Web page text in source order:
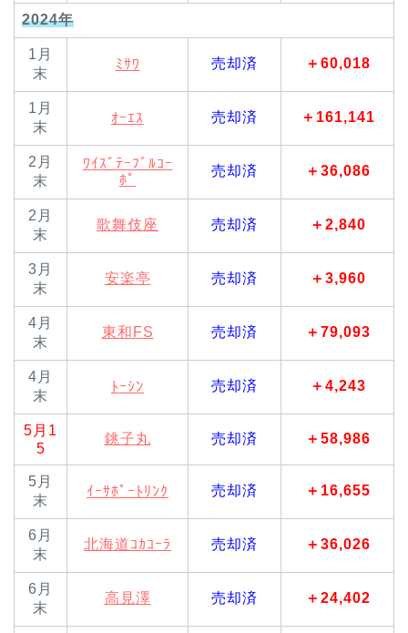
2024年
1月
末
ﾐｻﾜ 売却済 ＋60,018
1月
末
ｵｰｴｽ 売却済 ＋161,141
2月
末
ﾜｲｽﾞﾃｰﾌﾞﾙｺｰ
ﾎﾟ
売却済 ＋36,086
2月
末
歌舞伎座 売却済 ＋2,840
3月
末
安楽亭 売却済 ＋3,960
4月
末
東和FS 売却済 ＋79,093
4月
末
ﾄｰｼﾝ 売却済 ＋4,243
5月1
5
銚子丸 売却済 ＋58,986
5月
末
ｲｰｻﾎﾟｰﾄﾘﾝｸ 売却済 ＋16,655
6月
末
北海道ｺｶｺｰﾗ 売却済 ＋36,026
6月
末
高見澤 売却済 ＋24,402